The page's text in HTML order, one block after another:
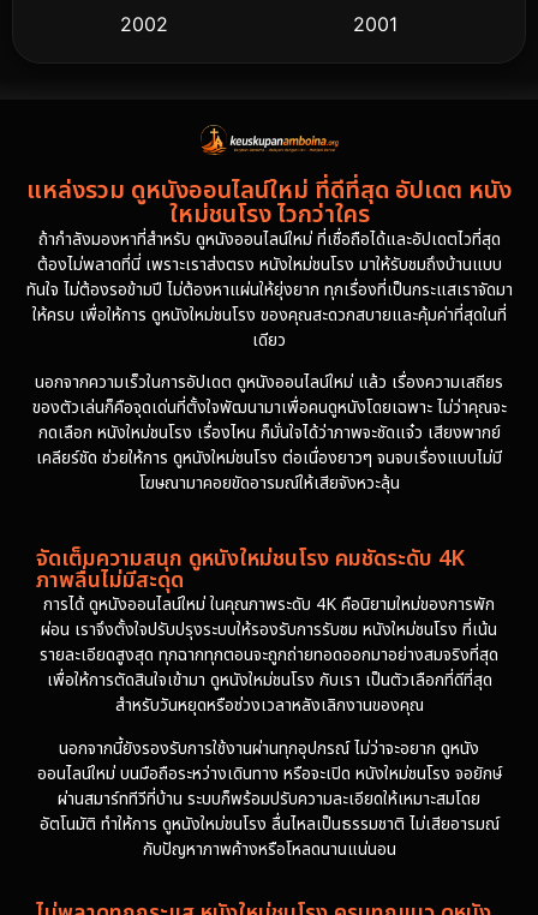
2002
2001
2000
1997
1986
1985
1981
1978
1974
แหล่งรวม ดูหนังออนไลน์ใหม่ ที่ดีที่สุด อัปเดต หนัง
ใหม่ชนโรง ไวกว่าใคร
ถ้ากำลังมองหาที่สำหรับ ดูหนังออนไลน์ใหม่ ที่เชื่อถือได้และอัปเดตไวที่สุด
ต้องไม่พลาดที่นี่ เพราะเราส่งตรง หนังใหม่ชนโรง มาให้รับชมถึงบ้านแบบ
ทันใจ ไม่ต้องรอข้ามปี ไม่ต้องหาแผ่นให้ยุ่งยาก ทุกเรื่องที่เป็นกระแสเราจัดมา
ให้ครบ เพื่อให้การ ดูหนังใหม่ชนโรง ของคุณสะดวกสบายและคุ้มค่าที่สุดในที่
เดียว
นอกจากความเร็วในการอัปเดต ดูหนังออนไลน์ใหม่ แล้ว เรื่องความเสถียร
ของตัวเล่นก็คือจุดเด่นที่ตั้งใจพัฒนามาเพื่อคนดูหนังโดยเฉพาะ ไม่ว่าคุณจะ
กดเลือก หนังใหม่ชนโรง เรื่องไหน ก็มั่นใจได้ว่าภาพจะชัดแจ๋ว เสียงพากย์
เคลียร์ชัด ช่วยให้การ ดูหนังใหม่ชนโรง ต่อเนื่องยาวๆ จนจบเรื่องแบบไม่มี
โฆษณามาคอยขัดอารมณ์ให้เสียจังหวะลุ้น
จัดเต็มความสนุก ดูหนังใหม่ชนโรง คมชัดระดับ 4K
ภาพลื่นไม่มีสะดุด
การได้ ดูหนังออนไลน์ใหม่ ในคุณภาพระดับ 4K คือนิยามใหม่ของการพัก
ผ่อน เราจึงตั้งใจปรับปรุงระบบให้รองรับการรับชม หนังใหม่ชนโรง ที่เน้น
รายละเอียดสูงสุด ทุกฉากทุกตอนจะถูกถ่ายทอดออกมาอย่างสมจริงที่สุด
เพื่อให้การตัดสินใจเข้ามา ดูหนังใหม่ชนโรง กับเรา เป็นตัวเลือกที่ดีที่สุด
สำหรับวันหยุดหรือช่วงเวลาหลังเลิกงานของคุณ
นอกจากนี้ยังรองรับการใช้งานผ่านทุกอุปกรณ์ ไม่ว่าจะอยาก ดูหนัง
ออนไลน์ใหม่ บนมือถือระหว่างเดินทาง หรือจะเปิด หนังใหม่ชนโรง จอยักษ์
ผ่านสมาร์ททีวีที่บ้าน ระบบก็พร้อมปรับความละเอียดให้เหมาะสมโดย
อัตโนมัติ ทำให้การ ดูหนังใหม่ชนโรง ลื่นไหลเป็นธรรมชาติ ไม่เสียอารมณ์
กับปัญหาภาพค้างหรือโหลดนานแน่นอน